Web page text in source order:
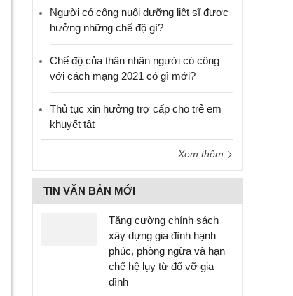
Người có công nuôi dưỡng liệt sĩ được
hưởng những chế độ gì?
Chế độ của thân nhân người có công
với cách mạng 2021 có gì mới?
Thủ tục xin hưởng trợ cấp cho trẻ em
khuyết tật
Xem thêm
TIN VĂN BẢN MỚI
Tăng cường chính sách
xây dựng gia đình hạnh
phúc, phòng ngừa và hạn
chế hệ lụy từ đổ vỡ gia
đình